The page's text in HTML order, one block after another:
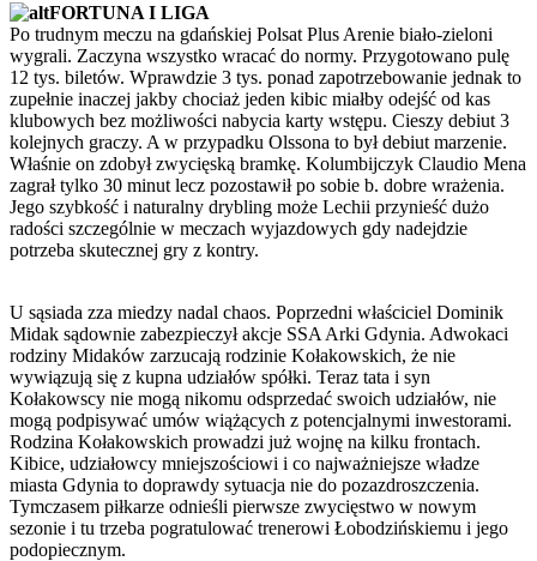
FORTUNA I LIGA
Po trudnym meczu na gdańskiej Polsat Plus Arenie biało-zieloni
wygrali. Zaczyna wszystko wracać do normy. Przygotowano pulę
12 tys. biletów. Wprawdzie 3 tys. ponad zapotrzebowanie jednak to
zupełnie inaczej jakby chociaż jeden kibic miałby odejść od kas
klubowych bez możliwości nabycia karty wstępu. Cieszy debiut 3
kolejnych graczy. A w przypadku Olssona to był debiut marzenie.
Właśnie on zdobył zwycięską bramkę. Kolumbijczyk Claudio Mena
zagrał tylko 30 minut lecz pozostawił po sobie b. dobre wrażenia.
Jego szybkość i naturalny drybling może Lechii przynieść dużo
radości szczególnie w meczach wyjazdowych gdy nadejdzie
potrzeba skutecznej gry z kontry.
U sąsiada zza miedzy nadal chaos. Poprzedni właściciel Dominik
Midak sądownie zabezpieczył akcje SSA Arki Gdynia. Adwokaci
rodziny Midaków zarzucają rodzinie Kołakowskich, że nie
wywiązują się z kupna udziałów spółki. Teraz tata i syn
Kołakowscy nie mogą nikomu odsprzedać swoich udziałów, nie
mogą podpisywać umów wiążących z potencjalnymi inwestorami.
Rodzina Kołakowskich prowadzi już wojnę na kilku frontach.
Kibice, udziałowcy mniejszościowi i co najważniejsze władze
miasta Gdynia to doprawdy sytuacja nie do pozazdroszczenia.
Tymczasem piłkarze odnieśli pierwsze zwycięstwo w nowym
sezonie i tu trzeba pogratulować trenerowi Łobodzińskiemu i jego
podopiecznym.